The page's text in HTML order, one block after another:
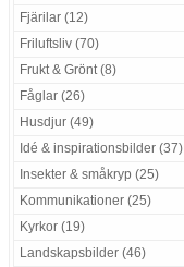
Fjärilar (12)
Friluftsliv (70)
Frukt & Grönt (8)
Fåglar (26)
Husdjur (49)
Idé & inspirationsbilder (37)
Insekter & småkryp (25)
Kommunikationer (25)
Kyrkor (19)
Landskapsbilder (46)